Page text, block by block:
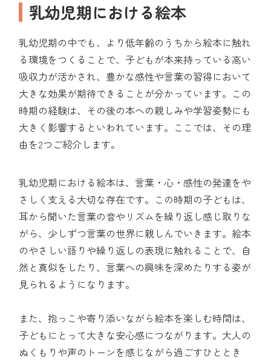
乳幼児期における絵本
乳幼児期の中でも、より低年齢のうちから絵本に触れ
る環境をつくることで、子どもが本来持っている高い
吸収力が活かされ、豊かな感性や言葉の習得において
大きな効果が期待できることが分かっています。この
時期の経験は、その後の本への親しみや学習姿勢にも
大きく影響するといわれています。ここでは、その理
由を2つご紹介します。
乳幼児期における絵本は、言葉・心・感性の発達をや
さしく支える大切な存在です。この時期の子どもは、
耳から聞いた言葉の音やリズムを繰り返し感じ取りな
がら、少しずつ言葉の世界に親しんでいきます。絵本
のやさしい語りや繰り返しの表現に触れることで、自
然と真似をしたり、言葉への興味を深めたりする姿が
見られるようになります。
また、抱っこや寄り添いながら絵本を楽しむ時間は、
子どもにとって大きな安心感につながります。大人の
ぬくもりや声のトーンを感じながら過ごすひととき